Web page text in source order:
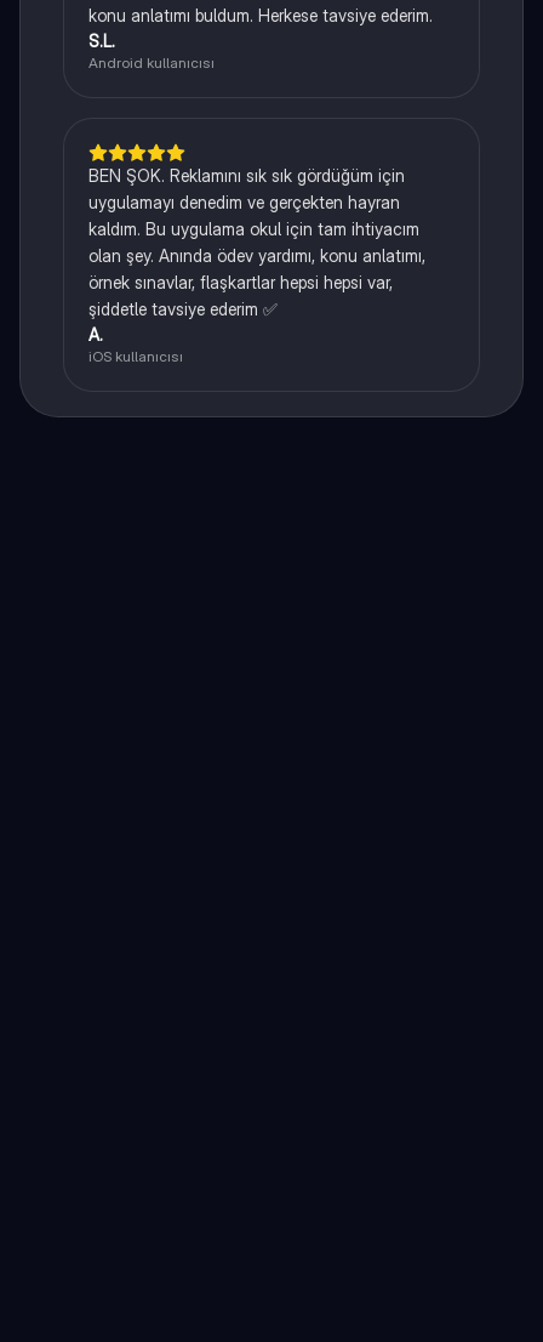
konu anlatımı buldum. Herkese tavsiye ederim.
S.L.
Android kullanıcısı
BEN ŞOK. Reklamını sık sık gördüğüm için
uygulamayı denedim ve gerçekten hayran
kaldım. Bu uygulama okul için tam ihtiyacım
olan şey. Anında ödev yardımı, konu anlatımı,
örnek sınavlar, flaşkartlar hepsi hepsi var,
şiddetle tavsiye ederim ✅
A.
iOS kullanıcısı